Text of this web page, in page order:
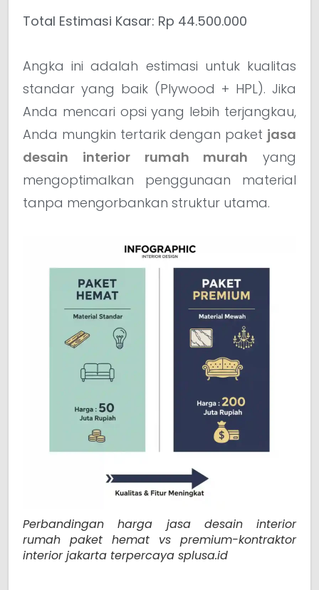
Total Estimasi Kasar: Rp 44.500.000
Angka ini adalah estimasi untuk kualitas
standar yang baik (Plywood + HPL). Jika
Anda mencari opsi yang lebih terjangkau,
Anda mungkin tertarik dengan paket jasa
desain interior rumah murah yang
mengoptimalkan penggunaan material
tanpa mengorbankan struktur utama.
Perbandingan harga jasa desain interior
rumah paket hemat vs premium-kontraktor
interior jakarta terpercaya splusa.id